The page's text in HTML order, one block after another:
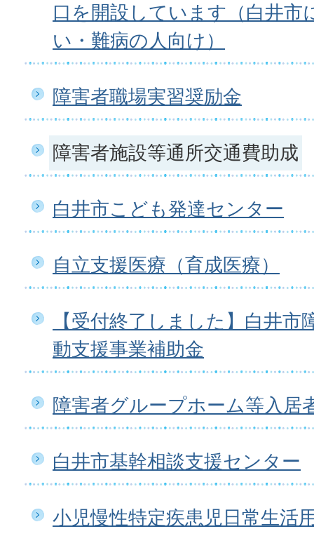
口を開設しています（白井市
い・難病の人向け）
障害者職場実習奨励金
障害者施設等通所交通費助成
白井市こども発達センター
自立支援医療（育成医療）
【受付終了しました】白井市
動支援事業補助金
障害者グループホーム等入居
白井市基幹相談支援センター
小児慢性特定疾患児日常生活